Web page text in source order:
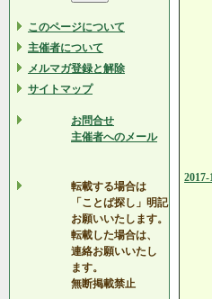
このページについて
主催者について
メルマガ登録と解除
サイトマップ
お問合せ
主催者へのメール
転載する場合は
「ことば探し」明記
お願いいたします。
転載した場合は、
連絡お願いいたし
ます。
無断掲載禁止
2017-